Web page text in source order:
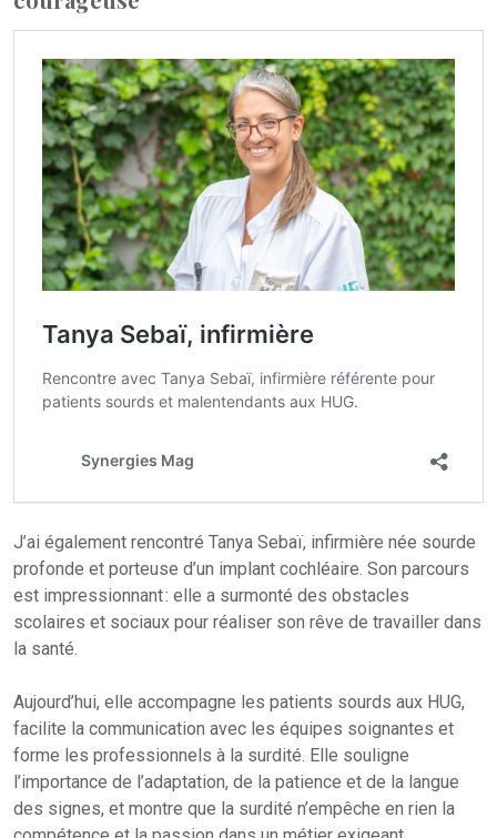
J’ai également rencontré Tanya Sebaï, infirmière née sourde
profonde et porteuse d’un implant cochléaire. Son parcours
est impressionnant : elle a surmonté des obstacles
scolaires et sociaux pour réaliser son rêve de travailler dans
la santé.
Aujourd’hui, elle accompagne les patients sourds aux HUG,
facilite la communication avec les équipes soignantes et
forme les professionnels à la surdité. Elle souligne
l’importance de l’adaptation, de la patience et de la langue
des signes, et montre que la surdité n’empêche en rien la